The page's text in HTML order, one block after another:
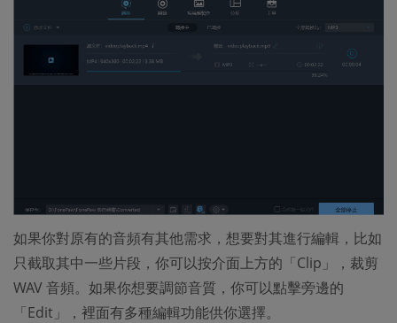
如果你對原有的音頻有其他需求，想要對其進行編輯，比如
只截取其中一些片段，你可以按介面上方的「Clip」，裁剪
WAV 音頻。如果你想要調節音質，你可以點擊旁邊的
「Edit」，裡面有多種編輯功能供你選擇。